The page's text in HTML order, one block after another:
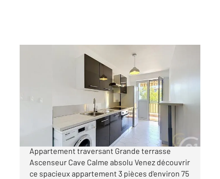
Appartement F3 à vendre
329 000 €
ANTIBES - CENTRE VILLE - EXCLUSIVITE
Appartement traversant Grande terrasse
Ascenseur Cave Calme absolu Venez découvrir
ce spacieux appartement 3 pièces d'environ 75